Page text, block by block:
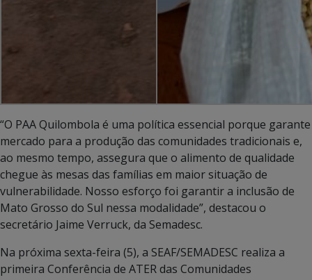
“O PAA Quilombola é uma política essencial porque garante
mercado para a produção das comunidades tradicionais e,
ao mesmo tempo, assegura que o alimento de qualidade
chegue às mesas das famílias em maior situação de
vulnerabilidade. Nosso esforço foi garantir a inclusão de
Mato Grosso do Sul nessa modalidade”, destacou o
secretário Jaime Verruck, da Semadesc.
Na próxima sexta-feira (5), a SEAF/SEMADESC realiza a
primeira Conferência de ATER das Comunidades